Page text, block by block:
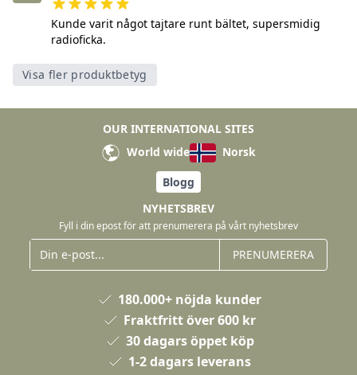
Kunde varit något tajtare runt bältet, supersmidig
radioficka.
Visa fler produktbetyg
OUR INTERNATIONAL SITES
World wide
Norsk
Blogg
NYHETSBREV
Fyll i din epost för att prenumerera på vårt nyhetsbrev
PRENUMERERA
180.000+ nöjda kunder
Fraktfritt över 600 kr
30 dagars öppet köp
1-2 dagars leverans